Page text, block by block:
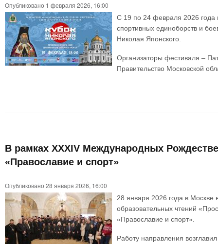
Опубликовано 1 февраля 2026, 16:00
С 19 по 24 февраля 2026
спортивных единоборств и
Николая Японского.
Организаторы фестиваля –
Правительство Московской
В рамках XXXIV Международных
«Православие и спорт»
Опубликовано 28 января 2026, 16:00
28 января 2026 года в Москве
образовательных чтений
«Православие и спорт».
Работу направления